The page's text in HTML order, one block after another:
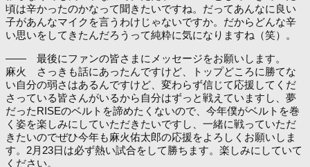
頃は辛かったのかなって聞きたいですね。だってあんなに良い
子があんなマイクを言うわけじゃないですか。だからどんな辛
い思いをしてきたんだろうって純粋に気になりますね（笑）。
―― 最後にファンの皆さまにメッセージをお願いします。
麻火 さっきも話にあったんですけど、トップどころに勝てな
い自分の弱さはあるんですけど、変わらず信じて応援してくだ
さっている皆さんがいるから自分はずっと戦えていますし、夢
だったRISEのベルトを諦めたくないので、今年僕がベルトを巻
く姿を楽しみにしていただきたいですし、一緒に戦っていただ
きたいのでぜひ今年も麻火佑太郎の応援をよろしくお願いしま
す。2月23日は必ず熱い試合をして勝ちます。楽しみにしていて
ください。